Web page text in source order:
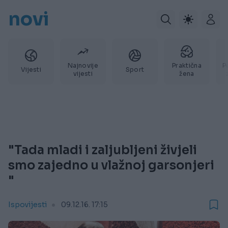
novi
Vijesti
Najnovije
vijesti
Sport
Praktična
žena
"Tada mladi i zaljubljeni živjeli
smo zajedno u vlažnoj garsonjeri
"
Ispovijesti 09.12.16. 17:15